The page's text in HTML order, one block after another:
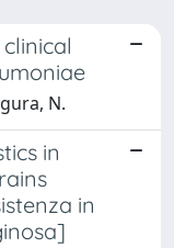
N.
in
in